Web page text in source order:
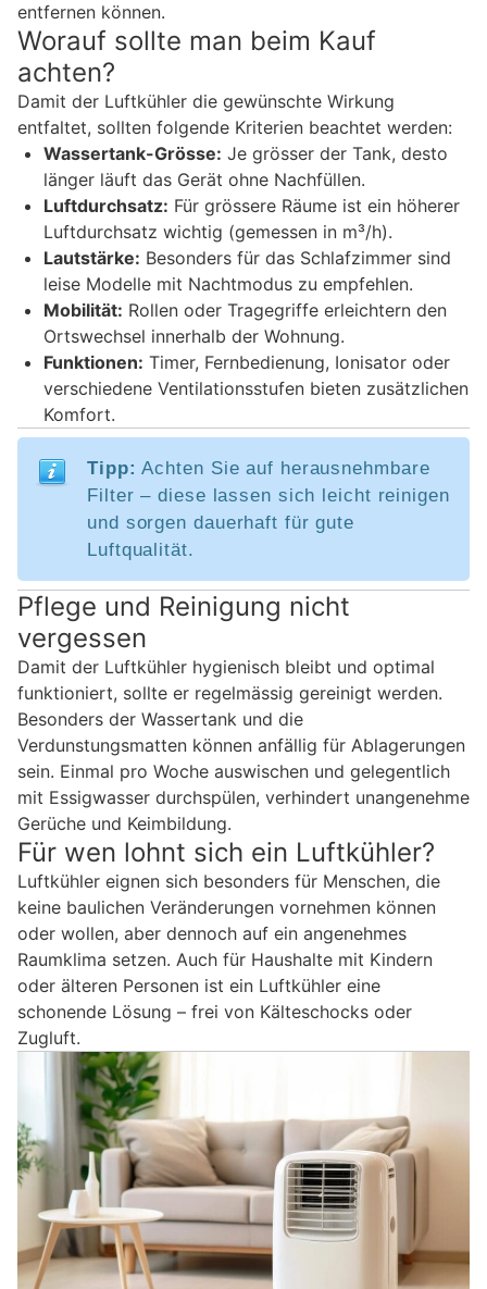
entfernen können.
Worauf sollte man beim Kauf
achten?
Damit der Luftkühler die gewünschte Wirkung
entfaltet, sollten folgende Kriterien beachtet werden:
Wassertank-Grösse: Je grösser der Tank, desto
länger läuft das Gerät ohne Nachfüllen.
Luftdurchsatz: Für grössere Räume ist ein höherer
Luftdurchsatz wichtig (gemessen in m³/h).
Lautstärke: Besonders für das Schlafzimmer sind
leise Modelle mit Nachtmodus zu empfehlen.
Mobilität: Rollen oder Tragegriffe erleichtern den
Ortswechsel innerhalb der Wohnung.
Funktionen: Timer, Fernbedienung, Ionisator oder
verschiedene Ventilationsstufen bieten zusätzlichen
Komfort.
Tipp: Achten Sie auf herausnehmbare
Filter – diese lassen sich leicht reinigen
und sorgen dauerhaft für gute
Luftqualität.
Pflege und Reinigung nicht
vergessen
Damit der Luftkühler hygienisch bleibt und optimal
funktioniert, sollte er regelmässig gereinigt werden.
Besonders der Wassertank und die
Verdunstungsmatten können anfällig für Ablagerungen
sein. Einmal pro Woche auswischen und gelegentlich
mit Essigwasser durchspülen, verhindert unangenehme
Gerüche und Keimbildung.
Für wen lohnt sich ein Luftkühler?
Luftkühler eignen sich besonders für Menschen, die
keine baulichen Veränderungen vornehmen können
oder wollen, aber dennoch auf ein angenehmes
Raumklima setzen. Auch für Haushalte mit Kindern
oder älteren Personen ist ein Luftkühler eine
schonende Lösung – frei von Kälteschocks oder
Zugluft.